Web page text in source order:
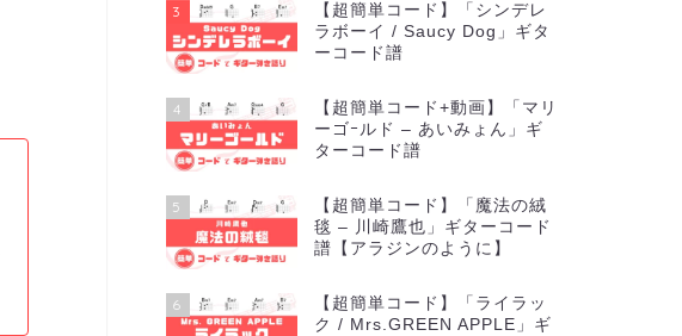
3
【超簡単コード】「シンデレ
ラボーイ / Saucy Dog」ギタ
ーコード譜
4
【超簡単コード+動画】「マリ
ーゴｰルド – あいみょん」ギ
ターコード譜
5
【超簡単コード】「魔法の絨
毯 – 川崎鷹也」ギターコード
譜【アラジンのように】
6
【超簡単コード】「ライラッ
ク / Mrs.GREEN APPLE」ギ